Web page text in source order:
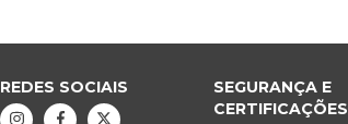
REDES SOCIAIS
SEGURANÇA E
CERTIFICAÇÕES